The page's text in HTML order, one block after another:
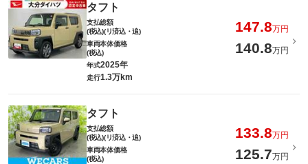
タフト
支払総額
(税込)(リ済込・追)
147.8万円
車両本体価格
(税込)
140.8万円
年式2025年
走行1.3万km
タフト
支払総額
(税込)(リ済込・追)
133.8万円
車両本体価格
(税込)
125.7万円